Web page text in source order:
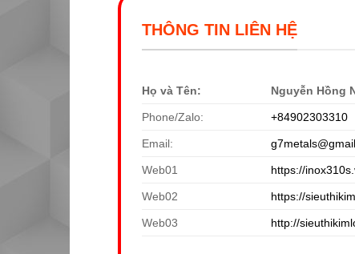
THÔNG TIN LIÊN HỆ
Họ và Tên: Nguyễn Hồng
Phone/Zalo: +84902303310
Email:
Web01 https://
Web02 https://
Web03 http://